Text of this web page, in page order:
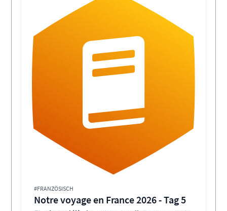
#FRANZÖSISCH
Notre voyage en France 2026 - Tag 5